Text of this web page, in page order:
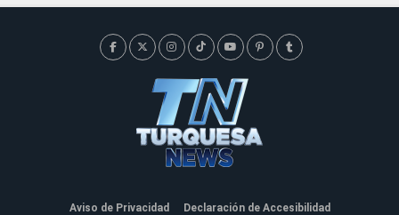
Aviso de Privacidad Declaración de Accesibilidad